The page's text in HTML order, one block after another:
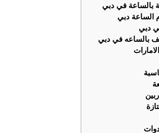
بالساعة في دبي
الساعة دبي
دبي
بالساعه في دبي